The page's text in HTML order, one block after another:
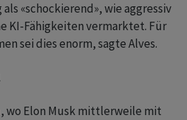
«schockierend», wie aggressiv
KI-Fähigkeiten vermarktet. Für
sei dies enorm, sagte Alves.
, wo Elon Musk mittlerweile mit